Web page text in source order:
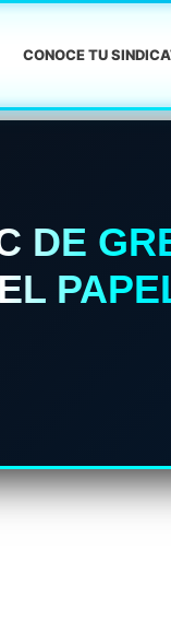
CONOCE TU
DE